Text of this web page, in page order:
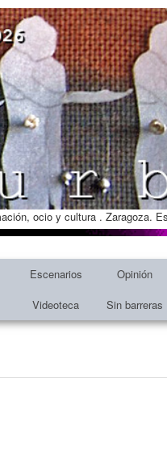
ocio y cultura . Zaragoza.
Escenarios Opinión
Videoteca Sin barreras